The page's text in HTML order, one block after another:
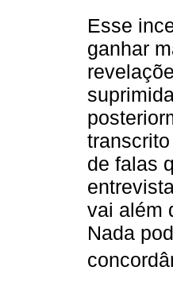
Esse
ganhar
de falas
vai além
Nada